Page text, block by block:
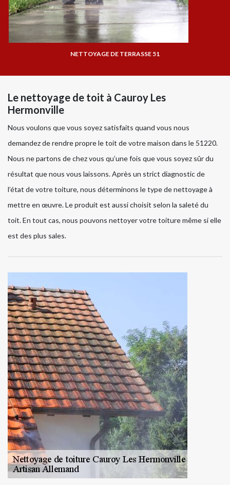
NETTOYAGE DE TERRASSE 51
Le nettoyage de toit à Cauroy Les
Hermonville
Nous voulons que vous soyez satisfaits quand vous nous
demandez de rendre propre le toit de votre maison dans le 51220.
Nous ne partons de chez vous qu’une fois que vous soyez sûr du
résultat que nous vous laissons. Après un strict diagnostic de
l’état de votre toiture, nous déterminons le type de nettoyage à
mettre en œuvre. Le produit est aussi choisit selon la saleté du
toit. En tout cas, nous pouvons nettoyer votre toiture même si elle
est des plus sales.